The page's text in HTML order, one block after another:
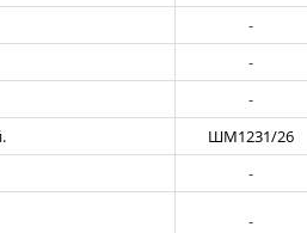
-
-
-
ШМ1231/26
-
-